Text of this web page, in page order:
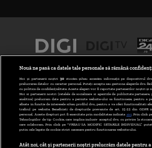
Nouă ne pasă ca datele tale personale să rămână
Noi și partenerii noștri 30stocăm și/sau accesăm informații pe dispozitivul
prelucrarea datelor cu caracter personal. Puteți accepta sau gestiona alegerile dvs.
cu politica de confidențialitate. Aceste alegeri vor fi raportate partenerilor noștri și
Noi si partenerii nostri (retelele de socializare si agentiile de publicitate
analitice) prelucram date pentru a permite website-ului sa functioneze, pentru a
afisate in functie de interesele si/sau profilul dvs., pentru a va oferi functionalitati
traficul pe website. Beneficiati de drepturile prevazute de art. 15-22 din GDPR
personal. Aceste drepturi pot fi exercitate prin modalitatea indicata aici. Prin click
Tehnologiilor de tip Cookie, care implica inclusiv acceptul dvs. cu privire la
care colaboram. Prin click pe “VREAU SA MODIFIC SETARILE INDIVIDUAL”
putin cele legate de cookie strict necesare pentru functionarea website-ului.
Atât noi, cât și partenerii noștri prelucrăm datele pentru a